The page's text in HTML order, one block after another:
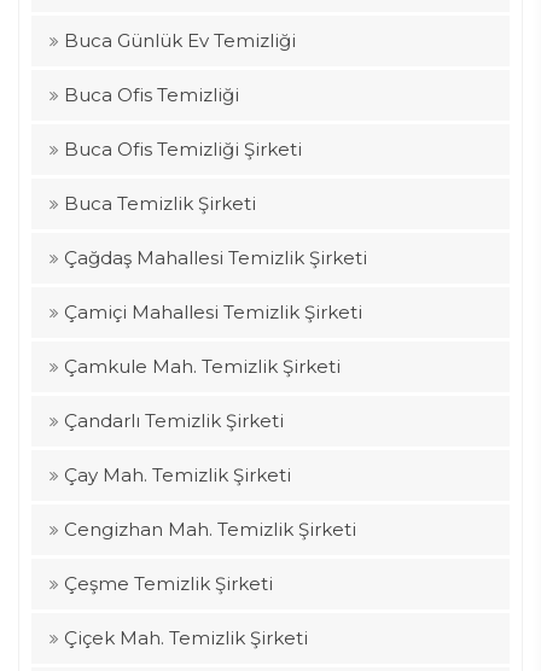
Buca Günlük Ev Temizliği
Buca Ofis Temizliği
Buca Ofis Temizliği Şirketi
Buca Temizlik Şirketi
Çağdaş Mahallesi Temizlik Şirketi
Çamiçi Mahallesi Temizlik Şirketi
Çamkule Mah. Temizlik Şirketi
Çandarlı Temizlik Şirketi
Çay Mah. Temizlik Şirketi
Cengizhan Mah. Temizlik Şirketi
Çeşme Temizlik Şirketi
Çiçek Mah. Temizlik Şirketi